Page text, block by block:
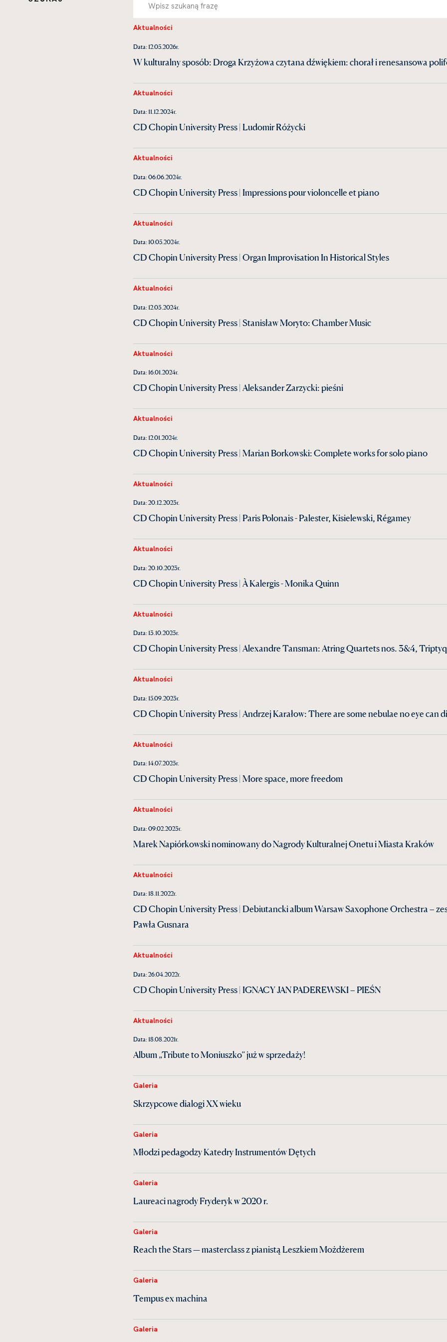
Aktualności
Data: 12.05.2026r.
W kulturalny sposób: Droga Krzyżowa czytana dźwiękiem: chorał i renesansowa
Aktualności
Data: 11.12.2024r.
CD Chopin University Press | Ludomir Różycki
Aktualności
Data: 06.06.2024r.
CD Chopin University Press | Impressions pour violoncelle et piano
Aktualności
Data: 10.05.2024r.
CD Chopin University Press | Organ Improvisation In Historical Styles
Aktualności
Data: 12.03.2024r.
CD Chopin University Press | Stanisław Moryto: Chamber Music
Aktualności
Data: 16.01.2024r.
CD Chopin University Press | Aleksander Zarzycki: pieśni
Aktualności
Data: 12.01.2024r.
CD Chopin University Press | Marian Borkowski: Complete works for solo piano
Aktualności
Data: 20.12.2023r.
CD Chopin University Press | Paris Polonais - Palester, Kisielewski, Régamey
Aktualności
Data: 20.10.2023r.
CD Chopin University Press | À Kalergis - Monika Quinn
Aktualności
Data: 13.10.2023r.
CD Chopin University Press | Alexandre Tansman: Atring Quartets nos. 3&4,
Aktualności
Data: 15.09.2023r.
CD Chopin University Press | Andrzej Karałow: There are some nebulae no eye can
Aktualności
Data: 14.07.2023r.
CD Chopin University Press | More space, more freedom
Aktualności
Data: 09.02.2023r.
Marek Napiórkowski nominowany do Nagrody Kulturalnej Onetu i Miasta Kraków
Aktualności
Data: 18.11.2022r.
CD Chopin University Press | Debiutancki album Warsaw Saxophone Orchestra –
Pawła Gusnara
Aktualności
Data: 26.04.2022r.
CD Chopin University Press | IGNACY JAN PADEREWSKI – PIEŚN
Aktualności
Data: 18.08.2021r.
Album „Tribute to Moniuszko” już w sprzedaży!
Galeria
Skrzypcowe dialogi XX wieku
Galeria
Młodzi pedagodzy Katedry Instrumentów Dętych
Galeria
Laureaci nagrody Fryderyk w 2020 r.
Galeria
Reach the Stars — masterclass z pianistą Leszkiem Możdżerem
Galeria
Tempus ex machina
Galeria